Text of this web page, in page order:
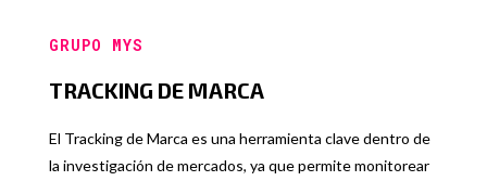
GRUPO MYS
TRACKING DE MARCA
El Tracking de Marca es una herramienta clave dentro de
la investigación de mercados, ya que permite monitorear